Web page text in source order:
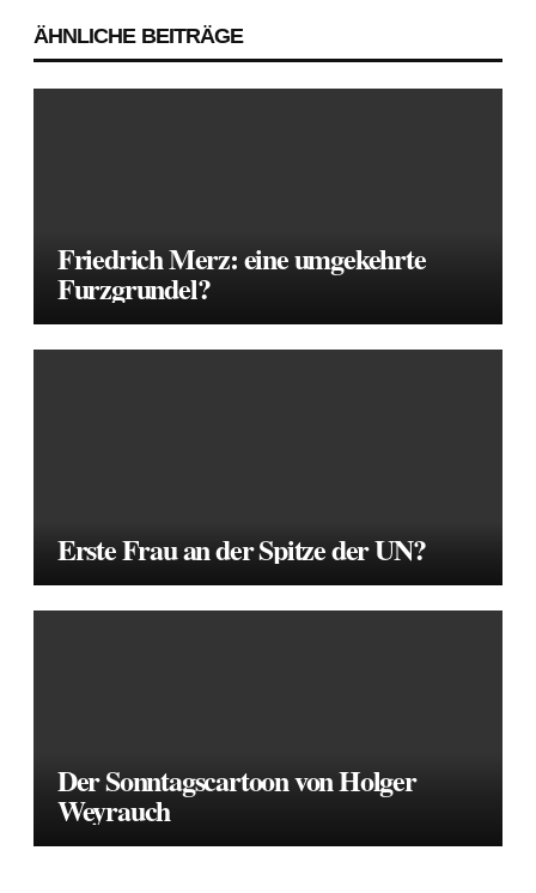
ÄHNLICHE BEITRÄGE
Friedrich Merz: eine umgekehrte
Furzgrundel?
Erste Frau an der Spitze der UN?
Der Sonntagscartoon von Holger
Weyrauch